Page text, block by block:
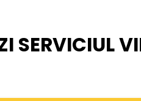
SERVICIUL